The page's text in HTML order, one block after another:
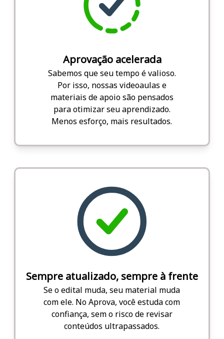
Aprovação acelerada
Sabemos que seu tempo é valioso.
Por isso, nossas videoaulas e
materiais de apoio são pensados
para otimizar seu aprendizado.
Menos esforço, mais resultados.
Sempre atualizado, sempre à frente
Se o edital muda, seu material muda
com ele. No Aprova, você estuda com
confiança, sem o risco de revisar
conteúdos ultrapassados.